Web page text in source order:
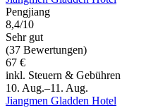
Pengjiang
8,4/10
Sehr gut
(37 Bewertungen)
67 €
inkl. Steuern & Gebühren
10. Aug.–11. Aug.
Jiangmen Gladden Hotel